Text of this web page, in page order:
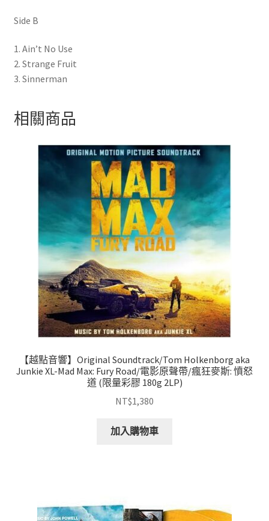
Side B
1. Ain’t No Use
2. Strange Fruit
3. Sinnerman
相關商品
【越點音響】Original Soundtrack/Tom Holkenborg aka
Junkie XL-Mad Max: Fury Road/電影原聲帶/瘋狂麥斯: 憤怒
道 (限量彩膠 180g 2LP)
NT$1,380
加入購物車